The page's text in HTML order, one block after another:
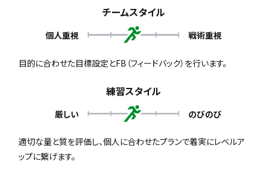
チームスタイル
個人重視 戦術重視
目的に合わせた目標設定とFB（フィードバック）を行います。
練習スタイル
厳しい のびのび
適切な量と質を評価し、個人に合わせたプランで着実にレベルア
ップに繋げます。